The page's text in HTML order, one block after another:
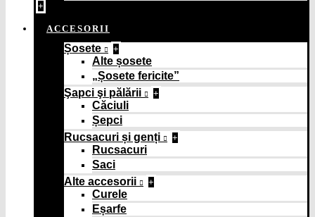
+
ACCESORII
Șosete +
Alte șosete
„Șosete fericite”
Şapci şi pălării
+
Căciuli
Șepci
Rucsacuri și genți
+
Rucsacuri
Saci
Alte accesorii
+
Curele
Eșarfe